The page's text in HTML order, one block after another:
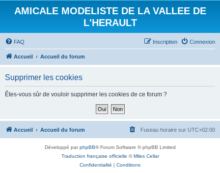
AMICALE MODELISTE DE LA VALLEE DE
L'HERAULT
FAQ Connexion
Inscription
Accueil Accueil du forum
Supprimer les cookies
Êtes-vous sûr de vouloir supprimer les cookies de ce forum ?
Accueil Accueil du forum Fuseau horaire sur UTC+02:00
Développé parphpBB® Forum Software © phpBB Limited
Traduction française officielle ©Miles Cellar
Confidentialité | Conditions